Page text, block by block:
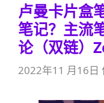
卢曼卡片盒
笔记？主流
论（双链
2022年11 月16日